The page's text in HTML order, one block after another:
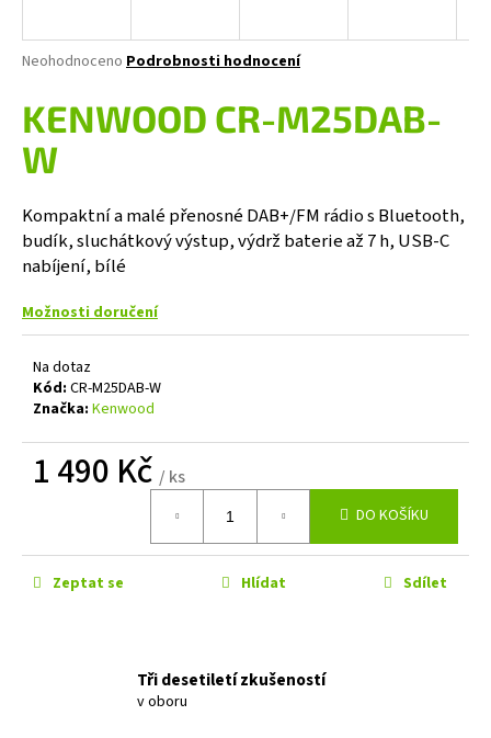
Průměrné
produktu
je
0,0
z
hvězdiček.
Neohodnoceno Podrobnosti hodnocení
KENWOOD CR-M25DAB-
W
Kompaktní a malé přenosné DAB+/FM rádio s Bluetooth,
budík, sluchátkový výstup, výdrž baterie až 7 h, USB-C
nabíjení, bílé
Možnosti doručení
Na dotaz
Kód: CR-M25DAB-W
Značka: Kenwood
1 490 Kč / ks
DO KOŠÍKU
Zeptat se Hlídat Sdílet
Tři desetiletí zkušeností
v oboru
j
t
?
HLEDAT
o
p
o
r
m